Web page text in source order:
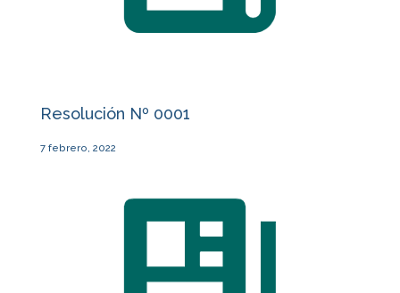
Resolución Nº 0001
7 febrero, 2022